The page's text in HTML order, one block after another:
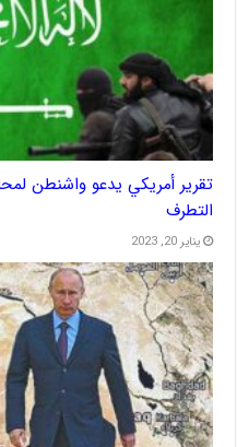
تقرير أمريكي يدعو واشنطن
التطرف
يناير 20, 2023